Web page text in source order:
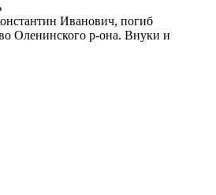
Иванович, погиб
Оленинского р-она. Внуки и